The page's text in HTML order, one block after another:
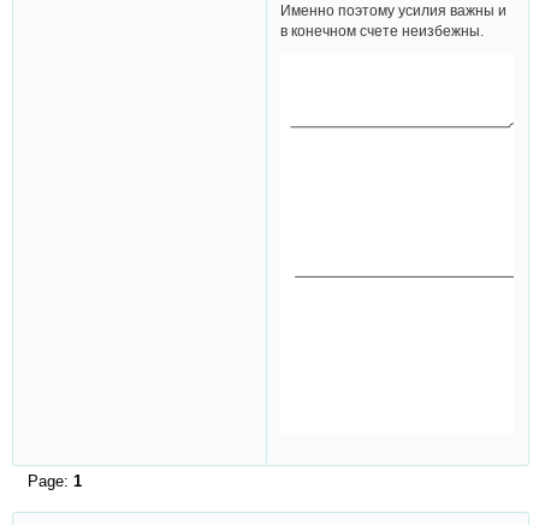
Именно поэтому усилия важны и
в конечном счете неизбежны.
Page: 1